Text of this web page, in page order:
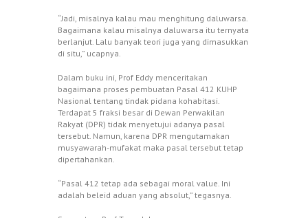
“Jadi, misalnya kalau mau menghitung daluwarsa.
Bagaimana kalau misalnya daluwarsa itu ternyata
berlanjut. Lalu banyak teori juga yang dimasukkan
di situ,” ucapnya.
Dalam buku ini, Prof Eddy menceritakan
bagaimana proses pembuatan Pasal 412 KUHP
Nasional tentang tindak pidana kohabitasi.
Terdapat 5 fraksi besar di Dewan Perwakilan
Rakyat (DPR) tidak menyetujui adanya pasal
tersebut. Namun, karena DPR mengutamakan
musyawarah-mufakat maka pasal tersebut tetap
dipertahankan.
“Pasal 412 tetap ada sebagai moral value. Ini
adalah beleid aduan yang absolut,” tegasnya.